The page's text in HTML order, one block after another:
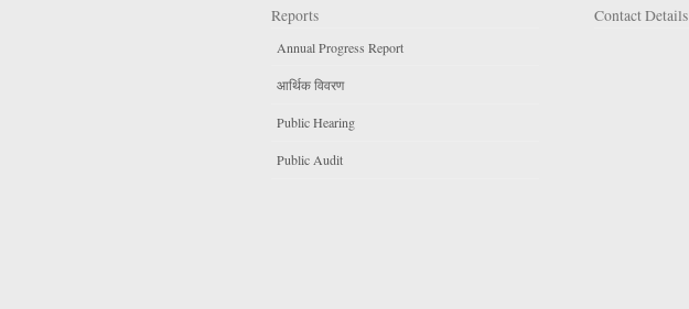
Reports
Annual Progress Report
आर्थिक विवरण
Public Hearing
Public Audit
Contact Details